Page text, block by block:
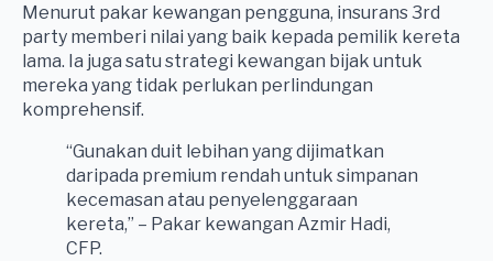
Menurut pakar kewangan pengguna, insurans 3rd
party memberi nilai yang baik kepada pemilik kereta
lama. Ia juga satu strategi kewangan bijak untuk
mereka yang tidak perlukan perlindungan
komprehensif.
“Gunakan duit lebihan yang dijimatkan
daripada premium rendah untuk simpanan
kecemasan atau penyelenggaraan
kereta,” – Pakar kewangan Azmir Hadi,
CFP.